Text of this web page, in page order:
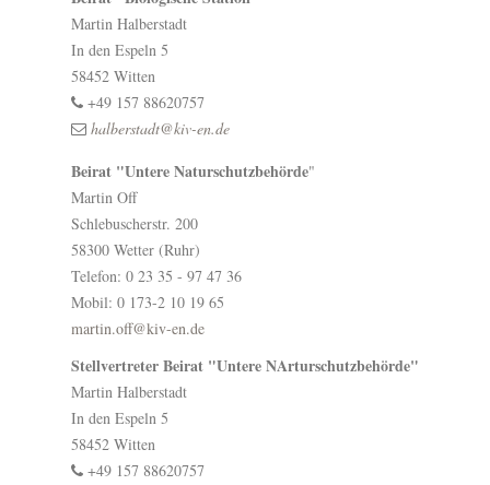
Martin Halberstadt
In den Espeln 5
58452 Witten
+49 157 88620757
halberstadt@kiv-en.de
Beirat "Untere Naturschutzbehörde"
Martin Off
Schlebuscherstr. 200
58300 Wetter (Ruhr)
Telefon: 0 23 35 - 97 47 36
Mobil: 0 173-2 10 19 65
martin.off@kiv-en.de
Stellvertreter Beirat "Untere NArturschutzbehörde"
Martin Halberstadt
In den Espeln 5
58452 Witten
+49 157 88620757